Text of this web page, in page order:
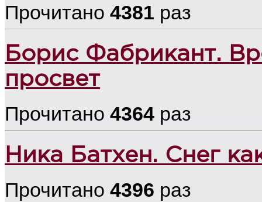
Прочитано 4381 раз
Борис Фабрикант.
просвет
Прочитано 4364 раз
Ника Батхен. Снег
Прочитано 4396 раз